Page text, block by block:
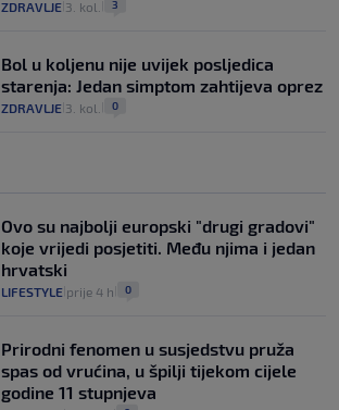
ZDRAVLJE 3. kol. 3
Bol u koljenu nije uvijek posljedica
starenja: Jedan simptom zahtijeva oprez
ZDRAVLJE 3. kol. 0
Ovo su najbolji europski "drugi gradovi"
koje vrijedi posjetiti. Među njima i jedan
hrvatski
LIFESTYLE prije 4 h 0
Prirodni fenomen u susjedstvu pruža
spas od vrućina, u špilji tijekom cijele
godine 11 stupnjeva